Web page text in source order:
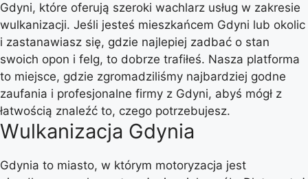
Gdyni, które oferują szeroki wachlarz usług w zakresie
wulkanizacji. Jeśli jesteś mieszkańcem Gdyni lub okolic
i zastanawiasz się, gdzie najlepiej zadbać o stan
swoich opon i felg, to dobrze trafiłeś. Nasza platforma
to miejsce, gdzie zgromadziliśmy najbardziej godne
zaufania i profesjonalne firmy z Gdyni, abyś mógł z
łatwością znaleźć to, czego potrzebujesz.
Wulkanizacja Gdynia
Gdynia to miasto, w którym motoryzacja jest